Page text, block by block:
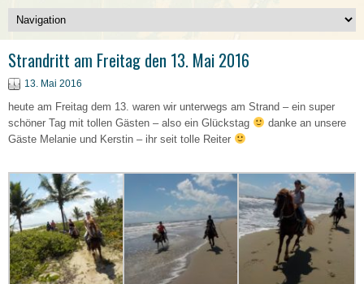
Strandritt am Freitag den 13. Mai 2016
13. Mai 2016
heute am Freitag dem 13. waren wir unterwegs am Strand – ein super
schöner Tag mit tollen Gästen – also ein Glückstag
danke an unsere
Gäste Melanie und Kerstin – ihr seit tolle Reiter